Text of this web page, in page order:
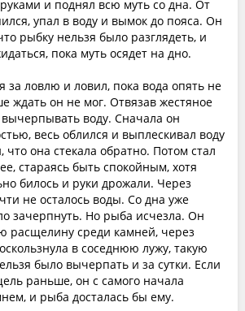
и поднял всю муть со дна. От
упал в воду и вымок до пояса. Он
рыбку нельзя было разглядеть, и
пока муть осядет на дно.
за ловлю и ловил, пока вода опять не
ждать он не мог. Отвязав жестяное
воду. Сначала он
весь облился и выплескивал воду
что она стекала обратно. Потом стал
стараясь быть спокойным, хотя
билось и руки дрожали. Через
не осталось воды. Со дна уже
зачерпнуть. Но рыба исчезла. Он
расщелину среди камней, через
в соседнюю лужу, такую
было вычерпать и за сутки. Если
раньше, он с самого начала
и рыба досталась бы ему.